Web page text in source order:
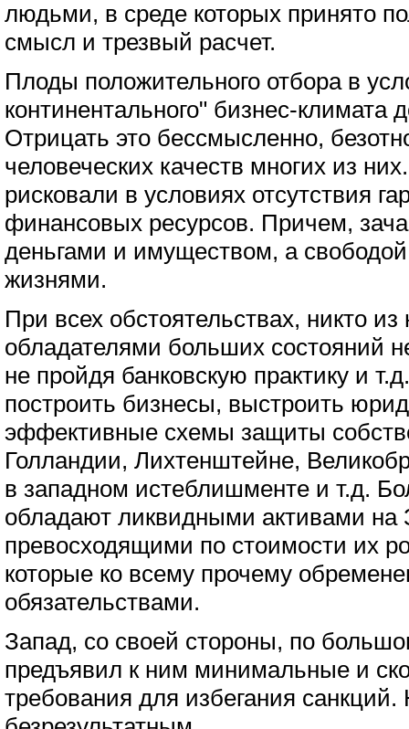
людьми, в среде которых принято
смысл и трезвый расчет.
Плоды положительного отбора в
континентального" бизнес-климата
Отрицать это бессмысленно,
человеческих качеств многих из
рисковали в условиях отсутствия
финансовых ресурсов. Причем,
деньгами и имуществом, а
жизнями.
При всех обстоятельствах, никто из
обладателями больших состояний
не пройдя банковскую практику и
построить бизнесы, выстроить
эффективные схемы защиты
Голландии, Лихтенштейне,
в западном истеблишменте и т.д.
обладают ликвидными активами на
превосходящими по стоимости их
которые ко всему прочему
обязательствами.
Запад, со своей стороны, по
предъявил к ним минимальные и
требования для избегания санкций.